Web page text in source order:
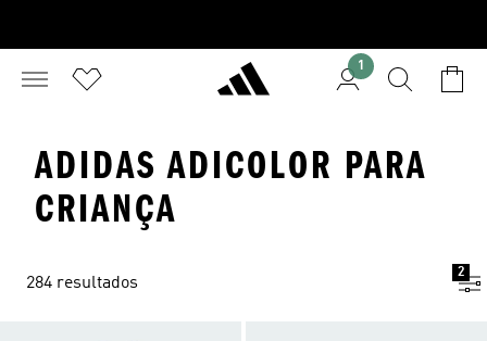
1
ADIDAS ADICOLOR PARA
CRIANÇA
284 resultados
2